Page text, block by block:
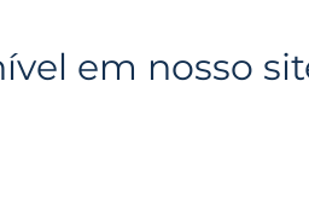
em nosso